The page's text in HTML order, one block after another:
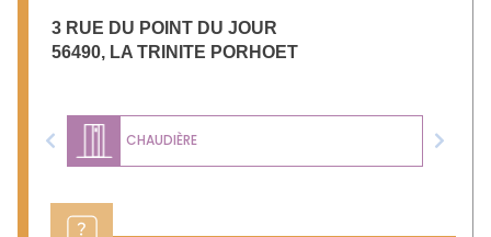
3 RUE DU POINT DU JOUR
56490, LA TRINITE PORHOET
CHAUDIÈRE
Previous Next